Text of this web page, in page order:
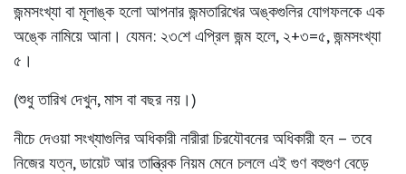
জন্মসংখ্যা বামূলাঙ্কহলো আপনার জন্মতারিখের অঙ্কগুলির যোগফলকে এক
অঙ্কে নামিয়ে আনা। যেমন: ২৩শে এপ্রিল জন্ম হলে, ২+৩=৫, জন্মসংখ্যা
৫।
(শুধু তারিখ দেখুন, মাস বা বছর নয়।)
নীচে দেওয়া সংখ্যাগুলির অধিকারী নারীরা চিরযৌবনের অধিকারী হন – তবে
নিজের যত্ন, ডায়েট আর তান্ত্রিক নিয়ম মেনে চললে এই গুণ বহুগুণ বেড়ে